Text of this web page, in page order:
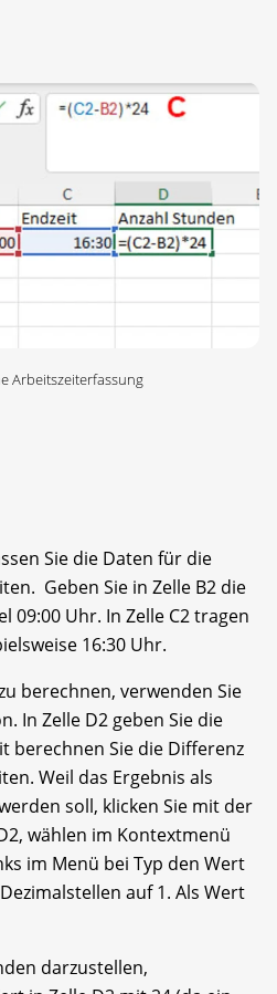
Arbeitszeiterfassung
Sie die Daten für die
Geben Sie in Zelle B2 die
09:00 Uhr. In Zelle C2 tragen
16:30 Uhr.
berechnen, verwenden Sie
In Zelle D2 geben Sie die
berechnen Sie die Differenz
Weil das Ergebnis als
soll, klicken Sie mit der
wählen im Kontextmenü
im Menü bei Typ den Wert
auf 1. Als Wert
darzustellen,